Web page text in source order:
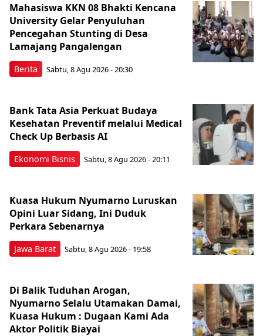
Berita
Mahasiswa KKN 08 Bhakti Kencana
University Gelar Penyuluhan
Pencegahan Stunting di Desa
Lamajang Pangalengan
Sabtu, 8 Agu 2026 - 20:30
Ekonomi Bisnis
Bank Tata Asia Perkuat Budaya
Kesehatan Preventif melalui Medical
Check Up Berbasis AI
Sabtu, 8 Agu 2026 - 20:11
Jawa Barat
Kuasa Hukum Nyumarno Luruskan
Opini Luar Sidang, Ini Duduk
Perkara Sebenarnya ​
Sabtu, 8 Agu 2026 - 19:58
Di Balik Tuduhan Arogan,
Nyumarno Selalu Utamakan Damai,
Kuasa Hukum : Dugaan Kami Ada
Aktor Politik Biayai